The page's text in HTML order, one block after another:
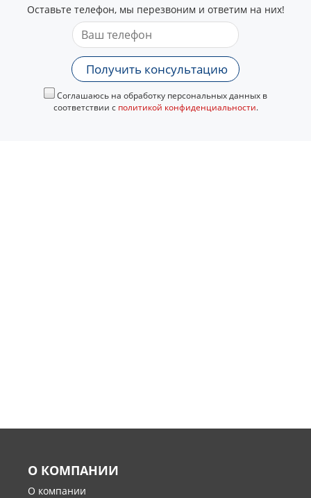
Оставьте телефон, мы перезвоним и ответим на них!
Получить консультацию
Соглашаюсь на обработку персональных данных в
соответствии с политикой конфиденциальности.
О КОМПАНИИ
О компании